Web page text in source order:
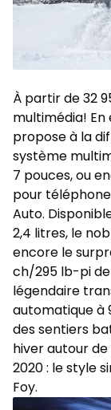
À partir de 32
multimédia!
propose à la
système
7 pouces, ou
pour
Auto.
2,4 litres, le
encore le
ch/295 lb-pi
légendaire
automatique à
des sentiers
hiver autour
2020 : le style
Foy.